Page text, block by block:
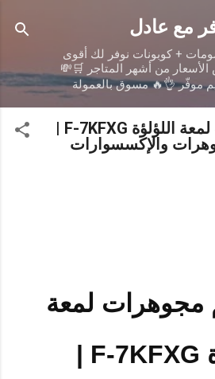
إلى المحتوى الرئيسي
مع عادل
+ كوبونات نوفر لك أقوى
من أشهر المتاجر 🛒💸
موفّر 👌🔥 مسوق بالعمولة
كود خصم مجوهرات لمعة اللؤلؤة F-7KFXG |
والإكسسوارات
لمعة
اللؤلؤة F-7KFXG |